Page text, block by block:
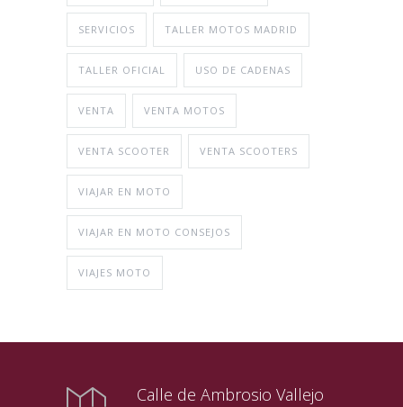
SERVICIOS TALLER MOTOS MADRID
TALLER OFICIAL USO DE CADENAS
VENTA VENTA MOTOS
VENTA SCOOTER VENTA SCOOTERS
VIAJAR EN MOTO
VIAJAR EN MOTO CONSEJOS
VIAJES MOTO
Calle de Ambrosio Vallejo